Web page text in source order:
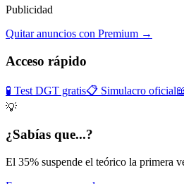
Publicidad
Quitar anuncios con Premium →
Acceso rápido
🧪 Test DGT gratis📋 Simulacro oficial
💡
¿Sabías que...?
El 35% suspende el teórico la primera